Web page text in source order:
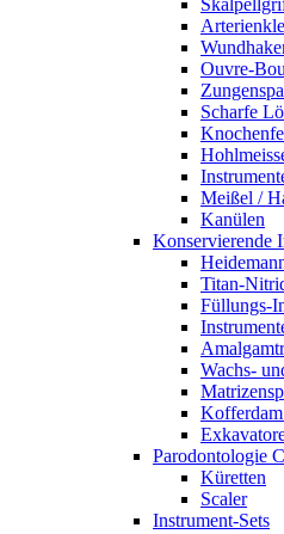
Ouvre-
Scharfe
Meißel /
Kanülen
Konservierende
Titan-
Füllungs-
Wachs-
Parodontologie
Küretten
Scaler
Instrument-Sets